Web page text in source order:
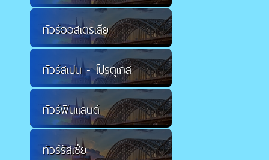
ทัวร์ออสเตรเลีย
ทัวร์สเปน - โปรตุเกส
ทัวร์ฟินแลนด์
ทัวร์รัสเซีย